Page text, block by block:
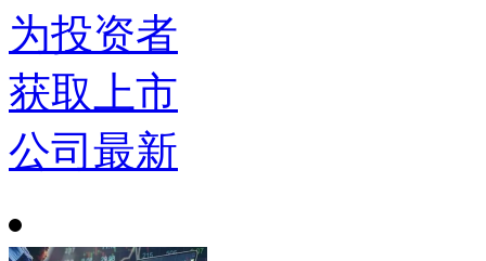
为投资者
获取上市
公司最新